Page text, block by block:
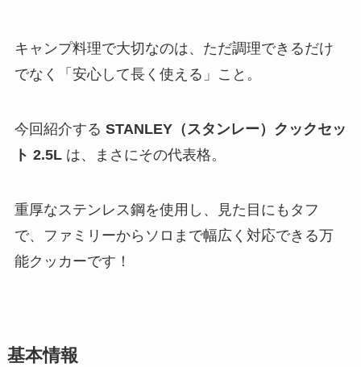
キャンプ料理で大切なのは、ただ調理できるだけ
でなく「安心して長く使える」こと。
今回紹介する STANLEY（スタンレー）クックセッ
ト 2.5Lは、まさにその代表格。
重厚なステンレス鋼を使用し、見た目にもタフ
で、ファミリーからソロまで幅広く対応できる万
能クッカーです！
基本情報